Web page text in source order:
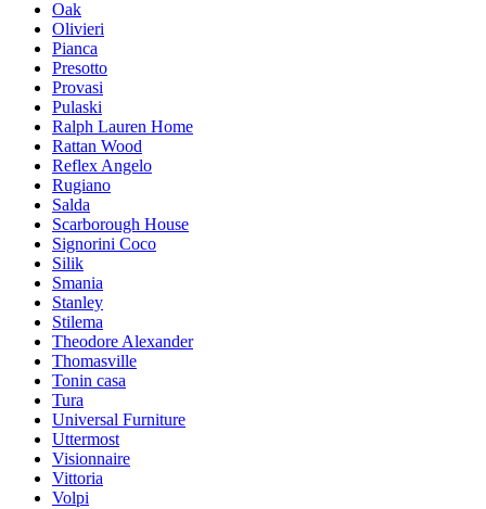
Oak
Olivieri
Pianca
Presotto
Provasi
Pulaski
Ralph Lauren Home
Rattan Wood
Reflex Angelo
Rugiano
Salda
Scarborough House
Signorini Coco
Silik
Smania
Stanley
Stilema
Theodore Alexander
Thomasville
Tonin casa
Tura
Universal Furniture
Uttermost
Visionnaire
Vittoria
Volpi